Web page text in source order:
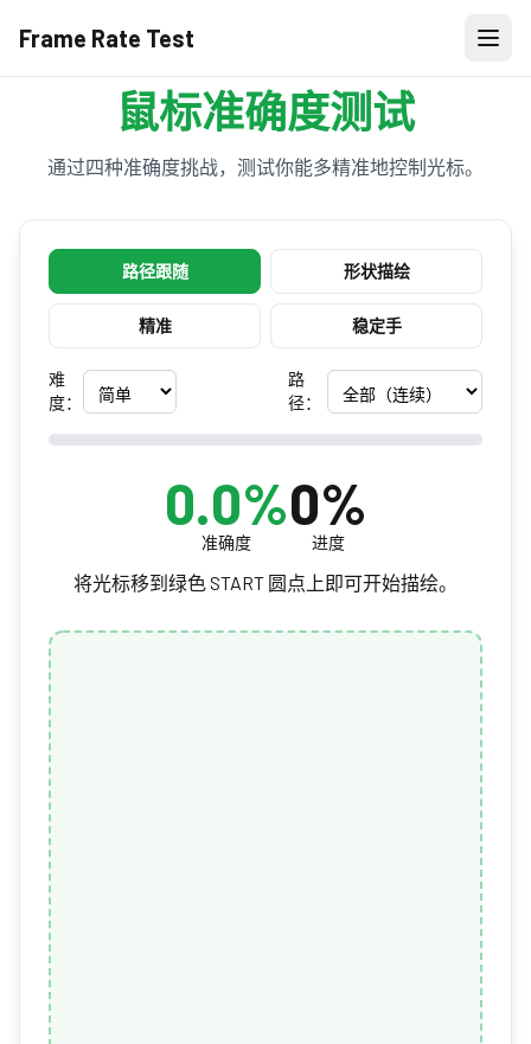
Frame Rate Test
鼠标准确度测试
通过四种准确度挑战，测试你能多精准地控制光标。
路径跟随 形状描绘
精准 稳定手
难
度：
路
径：
0.0%
准确度
0%
进度
将光标移到绿色 START 圆点上即可开始描绘。